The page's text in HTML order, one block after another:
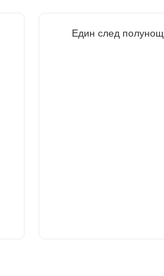
Един след полунощ